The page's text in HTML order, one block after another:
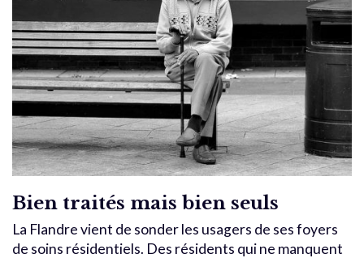
Bien traités mais bien seuls
La Flandre vient de sonder les usagers de ses foyers
de soins résidentiels. Des résidents qui ne manquent